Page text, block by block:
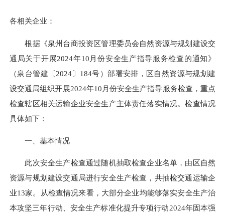
各相关企业：
根据《泉州台商投资区管理委员会自然资源与规划建设交
通局关于开展2024年10月份安全生产指导服务检查的通知》
（泉台管建〔2024〕184号）部署安排，区自然资源与规划建
设交通局组织开展2024年10月份安全生产指导服务检查，重点
检查辖区相关运输企业安全生产主体责任落实情况。检查情况
具体如下：
一、基本情况
此次安全生产检查通过随机抽取检查企业名单，由区自然
资源与规划建设交通局进行安全生产检查，共抽检交通运输企
业13家。从检查情况来看，大部分企业均能够落实安全生产治
本攻坚三年行动、安全生产标准化提升专项行动2024年固本强